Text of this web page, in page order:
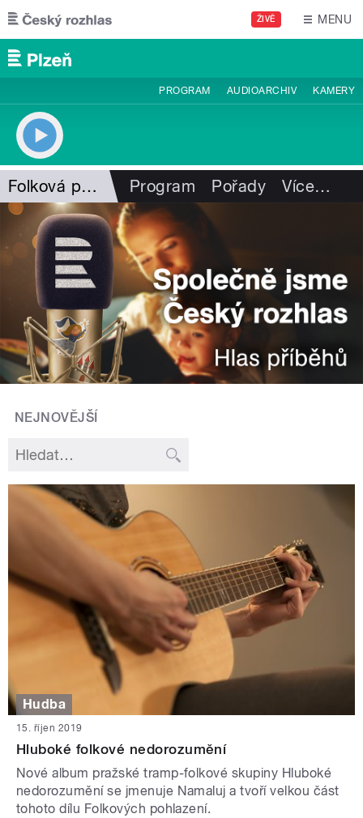
Přejít k hlavnímu obsahu
ŽIVĚ MENU
PROGRAM AUDIOARCHIV KAMERY
Folková pohlazení Program Pořady Více…
NEJNOVĚJŠÍ
Hudba
15. říjen 2019
Hluboké folkové nedorozumění
Nové album pražské tramp-folkové skupiny Hluboké
nedorozumění se jmenuje Namaluj a tvoří velkou část
tohoto dílu Folkových pohlazení.